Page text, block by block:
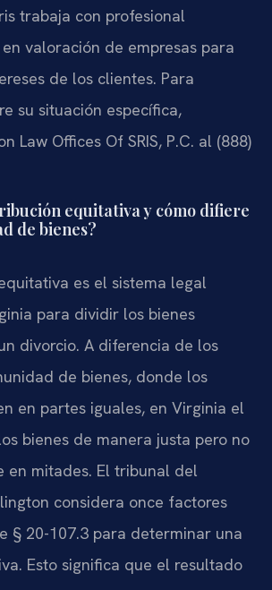
trabaja con profesional
valoración de empresas para
de los clientes. Para
su situación específica,
Law Offices Of SRIS, P.C. al (888)
equitativa y cómo difiere
de bienes?
es el sistema legal
para dividir los bienes
divorcio. A diferencia de los
de bienes, donde los
en partes iguales, en Virginia el
bienes de manera justa pero no
en mitades. El tribunal del
considera once factores
§ 20-107.3 para determinar una
Esto significa que el resultado